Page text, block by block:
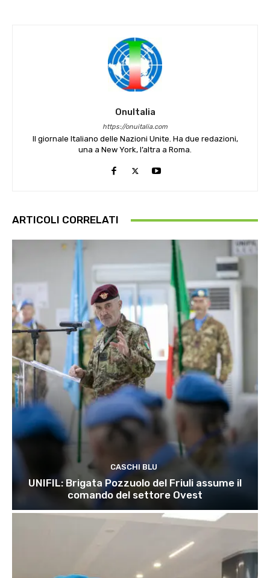
OnuItalia
https://onuitalia.com
Il giornale Italiano delle Nazioni Unite. Ha due redazioni,
una a New York, l’altra a Roma.
ARTICOLI CORRELATI
CASCHI BLU
UNIFIL: Brigata Pozzuolo del Friuli assume il
comando del settore Ovest